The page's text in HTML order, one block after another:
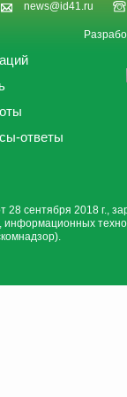
news@id41.ru
ответы
сентября 2018 г.,